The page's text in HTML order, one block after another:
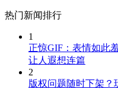
热门新闻排行
1
正惊GIF：表情如此
让人遐想连篇
2
版权问题随时下架？